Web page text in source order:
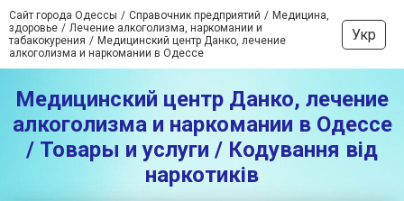
Сайт города Одессы Справочник предприятий
Медицина,
здоровье
Лечение алкоголизма, наркомании и
табакокурения
Медицинский центр Данко, лечение
алкоголизма и наркомании в Одессе
Укр
Медицинский центр Данко, лечение
алкоголизма и наркомании в Одессе
/ Товары и услуги / Кодування від
наркотиків